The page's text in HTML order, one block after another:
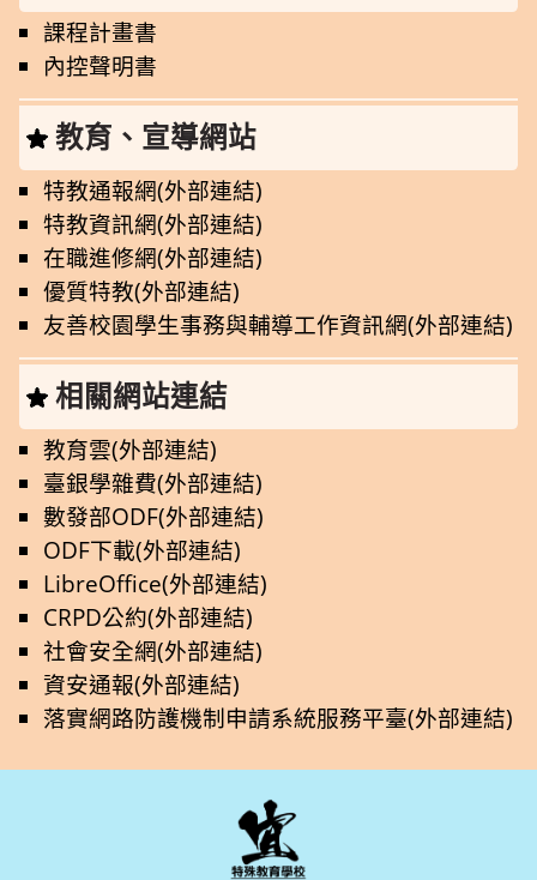
課程計畫書
內控聲明書
教育、宣導網站
特教通報網(外部連結)
特教資訊網(外部連結)
在職進修網(外部連結)
優質特教(外部連結)
友善校園學生事務與輔導工作資訊網(外部連結)
相關網站連結
教育雲(外部連結)
臺銀學雜費(外部連結)
數發部ODF(外部連結)
ODF下載(外部連結)
LibreOffice(外部連結)
CRPD公約(外部連結)
社會安全網(外部連結)
資安通報(外部連結)
落實網路防護機制申請系統服務平臺(外部連結)